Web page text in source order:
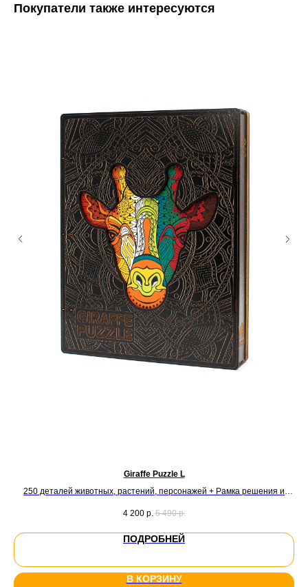
Покупатели также интересуются
Giraffe Puzzle L
250 деталей животных, растений, персонажей + Рамка решения и
4 200 р. 5 490 р.
ПОДРОБНЕЙ
В КОРЗИНУ